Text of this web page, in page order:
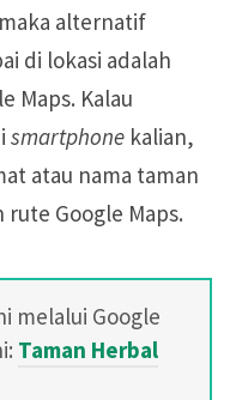
alternatif
di lokasi adalah
Maps. Kalau
smartphone kalian,
atau nama taman
Google Maps.
melalui Google
Taman Herbal